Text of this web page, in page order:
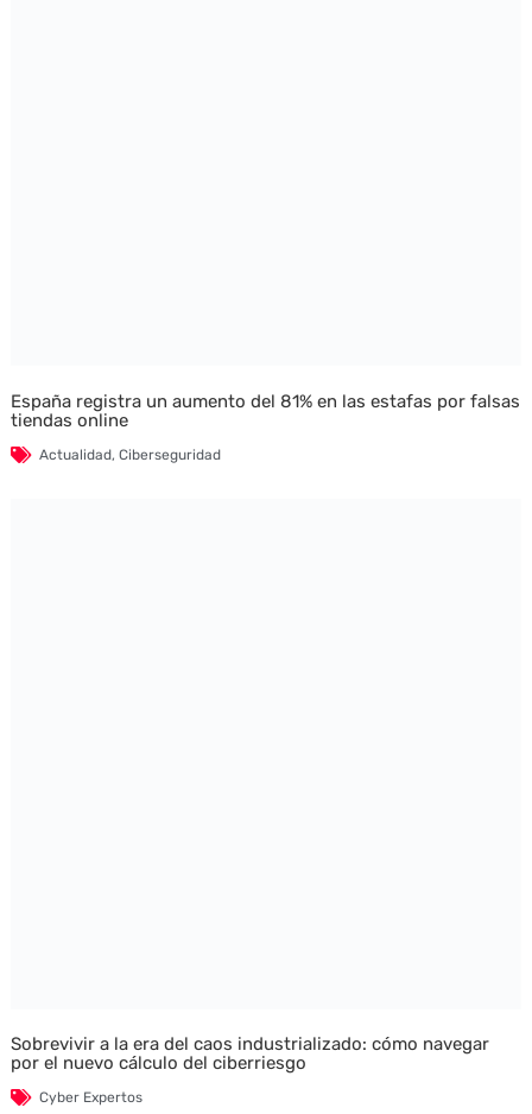
España registra un aumento del 81% en las estafas por falsas
tiendas online
Actualidad, Ciberseguridad
Sobrevivir a la era del caos industrializado: cómo navegar
por el nuevo cálculo del ciberriesgo
Cyber Expertos